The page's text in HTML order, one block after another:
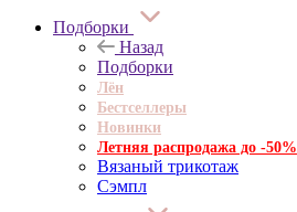
Подборки
Назад
Подборки
Лён
Бестселлеры
Новинки
Летняя распродажа до -50%
Вязаный трикотаж
Сэмпл